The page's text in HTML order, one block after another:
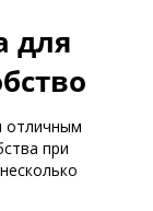
для
отличным
при